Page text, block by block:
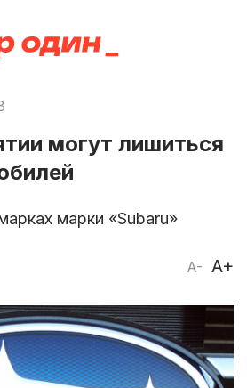
могут лишиться
марки «Subaru»
A- A+